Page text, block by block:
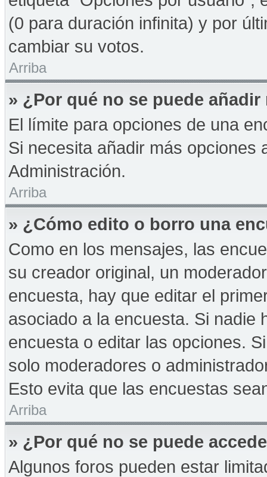
(0 para duración infinita) y por
cambiar su votos.
Arriba
» ¿Por qué no se puede
El límite para opciones de una
Si necesita añadir más opciones
Administración.
Arriba
» ¿Cómo edito o borro una
Como en los mensajes, las
su creador original, un
encuesta, hay que editar el
asociado a la encuesta. Si nadie
encuesta o editar las opciones.
solo moderadores o
Esto evita que las encuestas
Arriba
» ¿Por qué no se puede
Algunos foros pueden estar